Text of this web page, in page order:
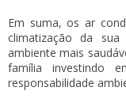
Em suma, os ar
climatização da
ambiente mais
família investindo
responsabilidade